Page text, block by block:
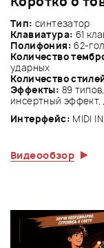
Тип: синтезатор
Клавиатура: 61
Полифония: 62-
Количество
ударных
Количество
Эффекты: 89
инсертный
Интерфейс: MIDI
Видеообзор